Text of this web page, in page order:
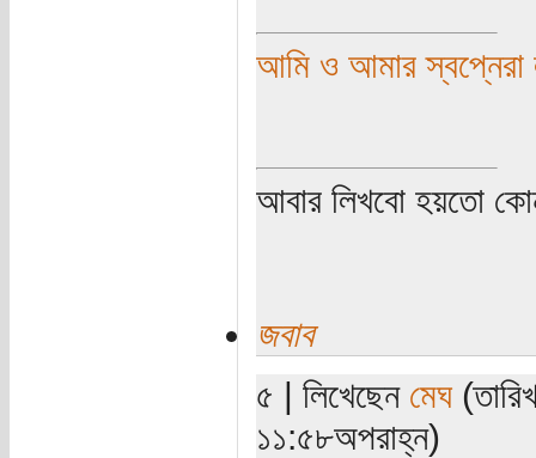
আমি ও আমার স্বপ্নেরা
আবার লিখবো হয়তো
জবাব
৫ | লিখেছেন মেঘ
১১:৫৮অপরাহ্ন)